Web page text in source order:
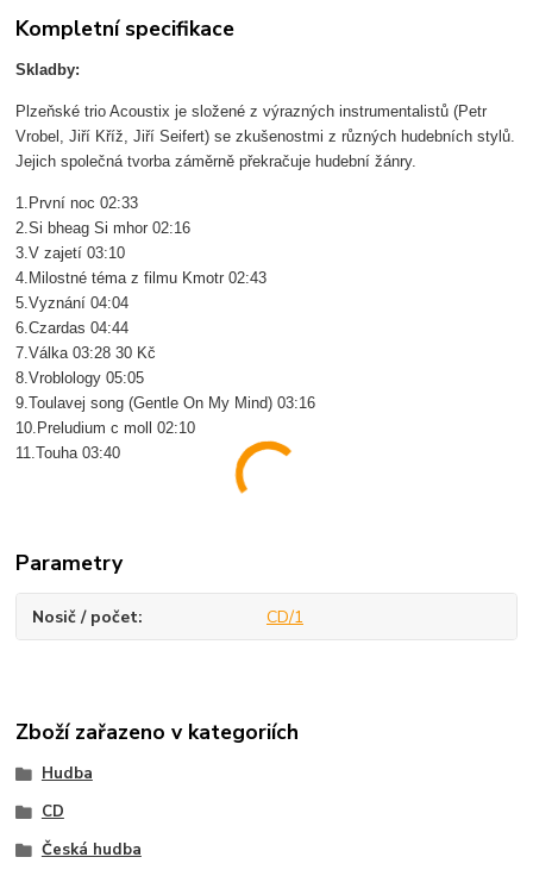
Kompletní specifikace
Skladby:
Plzeňské trio Acoustix je složené z výrazných instrumentalistů (Petr
Vrobel, Jiří Kříž, Jiří Seifert) se zkušenostmi z různých hudebních stylů.
Jejich společná tvorba záměrně překračuje hudební žánry.
1.První noc 02:33
2.Si bheag Si mhor 02:16
3.V zajetí 03:10
4.Milostné téma z filmu Kmotr 02:43
5.Vyznání 04:04
6.Czardas 04:44
7.Válka 03:28 30 Kč
8.Vroblology 05:05
9.Toulavej song (Gentle On My Mind) 03:16
10.Preludium c moll 02:10
11.Touha 03:40
Parametry
Nosič / počet CD/1
Zboží zařazeno v kategoriích
Hudba
CD
Česká hudba